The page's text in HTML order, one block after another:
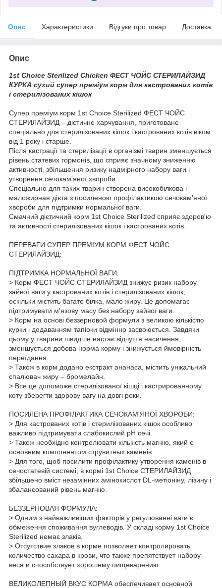
Опис Характеристики Відгуки про товар Доставка
Опис
1st Choice Sterilized Chicken ФЕСТ ЧОЙС СТЕРИЛАЙЗИД
КУРКА сухий супер преміум корм для кастрованих котів
і стерилізованих кішок
Супер преміум корм 1st Choice Sterilized ФЕСТ ЧОЙС
СТЕРИЛАЙЗИД – дієтичне харчування, приготоване
спеціально для стерилізованих кішок і кастрованих котів віком
від 1 року і старше.
Після кастрації та стерилізації в організмі тварин зменшується
рівень статевих гормонів, що сприяє значному зниженню
активності, збільшення ризику надмірного набору ваги і
утворення сечокам'яної хвороби.
Спеціально для таких тварин створена високобілкова і
маложирная дієта з посиленою профілактикою сечокам'яної
хвороби для підтримки нормальної ваги.
Смачний дієтичний корм 1st Choice Sterilized сприяє здоров'ю
та активності стерилізованих кішок і кастрованих котів.
ПЕРЕВАГИ СУПЕР ПРЕМІУМ КОРМ ФЕСТ ЧОЙС
СТЕРИЛАЙЗИД:
ПІДТРИМКА НОРМАЛЬНОЇ ВАГИ:
> Корм ФЕСТ ЧОЙС СТЕРИЛАЙЗИД знижує ризик набору
зайвої ваги у кастрованих котів і стерилізованих кішок,
оскільки містить багато білка, мало жиру. Це допомагає
підтримувати м'язову масу без набору зайвої ваги.
> Корм на основі беззерновой формули з великою кількістю
курки і додаванням тапіоки відмінно засвоюється. Завдяки
цьому у тварини швидше настає відчуття насичення,
зменшується добова норма корму і знижується ймовірність
переїдання.
> Також в корм додано екстракт ананаса, містить унікальний
спалювач жиру – бромелайн.
> Все це допоможе стерилізованої кішці і кастрированному
коту зберегти здорову вагу на довгі роки.
ПОСИЛЕНА ПРОФІЛАКТИКА СЕЧОКАМ'ЯНОЇ ХВОРОБИ:
> Для кастрованих котів і стерилізованих кішок особливо
важливо підтримувати слабокислий pH сечі.
> Також необхідно контролювати кількість магнію, який є
основним компонентом струвитных каменів.
> Для того, щоб посилити профілактику утворення каменів в
сечостатевій системі, в кормі 1st Choice СТЕРИЛАЙЗИД
збільшено вміст незамінних амінокислот DL-метіоніну, лізину і
збалансований рівень магнію.
БЕЗЗЕРНОВАЯ ФОРМУЛА:
> Одним з найважливіших факторів у регулюванні ваги є
обмеження споживання вуглеводів. У складі корму 1st Choice
Sterilized немає злаків.
> Отсутствие злаков в корме позволяет контролировать
количество сахара в крови, что также препятствует набору
веса и способствует хорошему пищеварению.
ВЕЛИКОЛЕПНЫЙ ВКУС КОРМА обеспечивает основной